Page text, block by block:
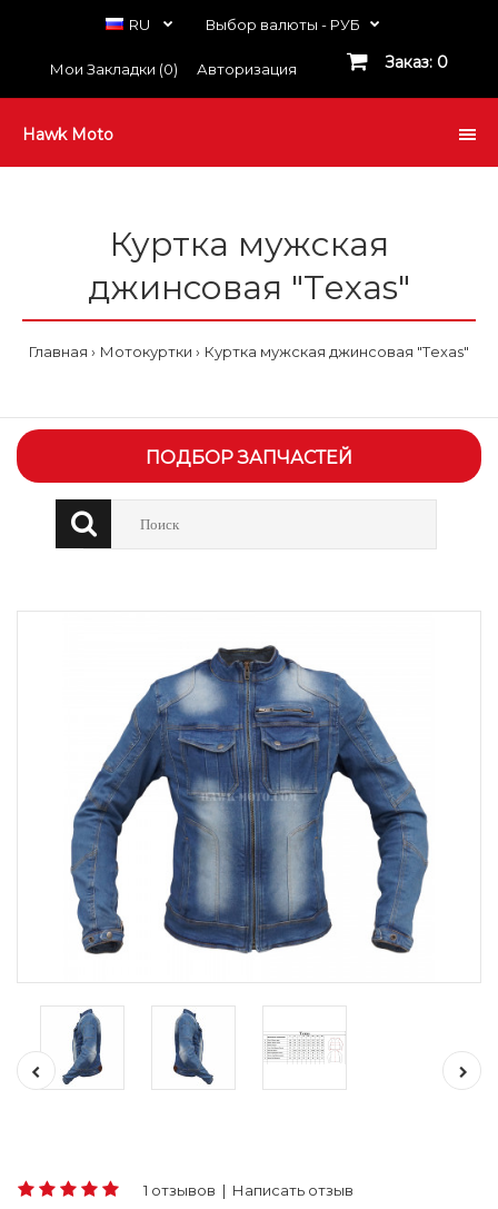
RU Выбор валюты - РУБ
Мои Закладки (0) Авторизация Заказ: 0
Hawk Moto
Куртка мужcкая
джинсовая "Tеxas"
Главная Мотокуртки Куртка мужcкая джинсовая "Tеxas"
ПОДБОР ЗАПЧАСТЕЙ
1 отзывов | Написать отзыв